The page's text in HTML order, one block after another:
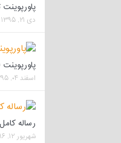
دی ۲۱, ۱۳۹۵
پاورپوینت 10 اثر مهم معماری مصر
اسفند ۰۴, ۱۳۹۵
رساله
شهریور ۱۲, ۱۳۹۶